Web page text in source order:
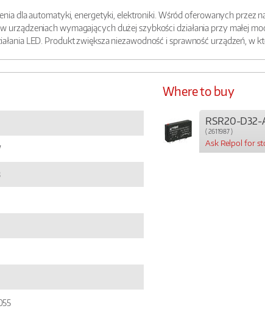
dla automatyki, energetyki, elektroniki. Wśród oferowanych przez
urządzeniach wymagających dużej szybkości działania przy małej
LED. Produkt zwiększa niezawodność i sprawność urządzeń, w
Where to buy
RSR20-
( 2611987 )
Ask Relpol for